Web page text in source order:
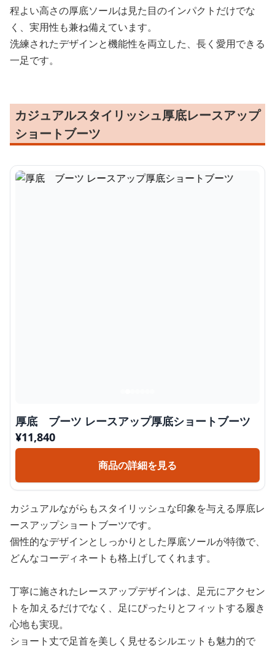
程よい高さの厚底ソールは見た目のインパクトだけでな
く、実用性も兼ね備えています。
洗練されたデザインと機能性を両立した、長く愛用できる
一足です。
カジュアルスタイリッシュ厚底レースアップ
ショートブーツ
厚底 ブーツ レースアップ厚底ショートブーツ
¥11,840
商品の詳細を見る
カジュアルながらもスタイリッシュな印象を与える厚底レ
ースアップショートブーツです。
個性的なデザインとしっかりとした厚底ソールが特徴で、
どんなコーディネートも格上げしてくれます。
丁寧に施されたレースアップデザインは、足元にアクセン
トを加えるだけでなく、足にぴったりとフィットする履き
心地も実現。
ショート丈で足首を美しく見せるシルエットも魅力的で